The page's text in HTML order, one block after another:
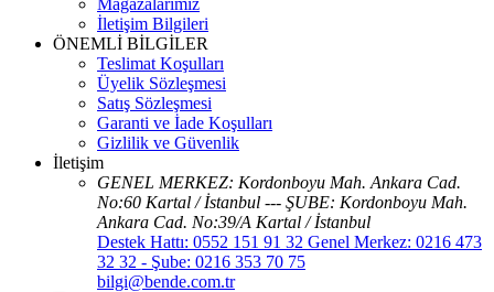
İletişim Bilgileri
ÖNEMLİ BİLGİLER
Teslimat Koşulları
Üyelik Sözleşmesi
Satış Sözleşmesi
Garanti ve İade Koşulları
Gizlilik ve Güvenlik
İletişim
GENEL MERKEZ: Kordonboyu Mah. Ankara Cad.
No:60 Kartal / İstanbul --- ŞUBE: Kordonboyu Mah.
Ankara Cad. No:39/A Kartal / İstanbul
Destek Hattı: 0552 151 91 32 Genel Merkez: 0216 473
32 32 - Şube: 0216 353 70 75
bilgi@bende.com.tr